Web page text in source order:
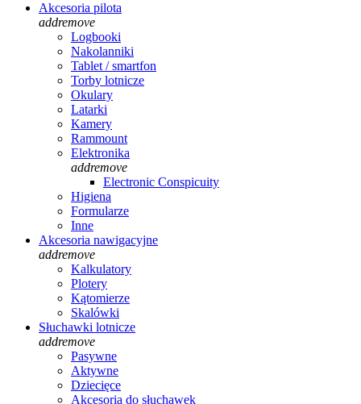
Akcesoria pilota
addremove
Logbooki
Nakolanniki
Tablet / smartfon
Torby lotnicze
Okulary
Latarki
Kamery
Rammount
Elektronika
addremove
Electronic Conspicuity
Higiena
Formularze
Inne
Akcesoria nawigacyjne
addremove
Kalkulatory
Plotery
Kątomierze
Skalówki
Słuchawki lotnicze
addremove
Pasywne
Aktywne
Dziecięce
Akcesoria do słuchawek